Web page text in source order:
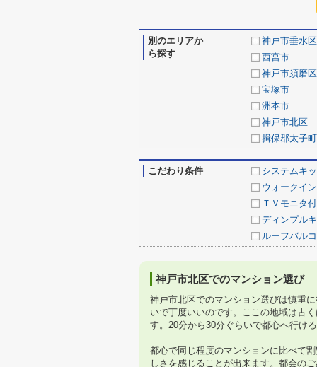
別のエリアか
ら探す
神戸市垂水区
西宮市
神戸市須磨区
宝塚市
洲本市
神戸市北区
揖保郡太子町
こだわり条件
システムキ
ウォークイ
ＴＶモニタ
ディンプル
ルーフバル
神戸市北区でのマンション選び
神戸市北区でのマンション選びは慎重
いで丁度いいのです。ここの地域は古
す。20分から30分ぐらいで都心へ行け
都心で同じ程度のマンションに比べて
しさを感じることが出来ます。都会の